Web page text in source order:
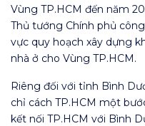
Vùng TP.HCM đến năm
Thủ tướng Chính phủ
vực quy hoạch xây dựng
nhà ở cho Vùng TP.HCM.
Riêng đối với tỉnh Bình
chỉ cách TP.HCM một
kết nối TP.HCM với Bình